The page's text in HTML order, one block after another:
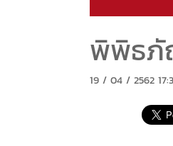
พิพิธภั
19 / 04 / 2562